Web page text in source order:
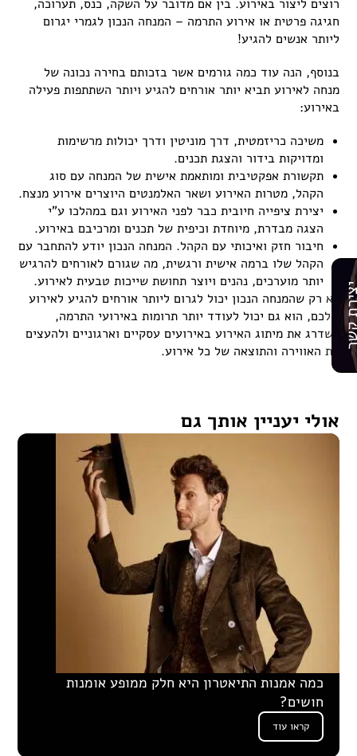
רוצים ליצור באירוע. בין אם מדובר על השקה, כנס, תערוכה,
חגיגה פרטית או אירוע התרמה – המנחה הנכון לגמרי יגרום
ליותר אנשים להגיע!
בנוסף, הנה עוד כמה גורמים אשר בזכותם בחירה נכונה של
מנחה לאירוע תביא יותר אורחים להגיע ויותר השתתפות פעילה
באירוע:
משיכה כריזמטית, דרך מוניטין ודרך יכולות מרשימות
ומדויקות בידור והצגת תכנים.
תקשורת אפקטיבית ומותאמת אישית של המנחה עם סוג
הקהל, מטרות האירוע ושאר האלמנטים היוצרים אירוע מנצח.
יצירת ציפייה חיובית כבר לפני האירוע וגם במהלכו ע"י
הצגה מבדרת, מיוחדת וכיפית של תכנים ומרכיבם באירוע.
חיבור חזק ואיכותי עם הקהל. המנחה הנכון יודע להתחבר עם
הקהל שלו ברמה אישית ורגשית, מה שגורם לאורחים להרגיש
יותר מוערכים, נהנים ויוצר תחושת שייכות טבעית לאירוע.
לא רק שהמנחה הנכון יכול לגרום ליותר אורחים להגיע לאירוע
שלכם, הוא גם יכול לעודד יותר תרומות באירועי התרמה,
לשדרג את מיתוג האירוע באירועים עסקיים וארגוניים ולהעצים
את האווירה והתוצאה של כל אירוע.
אולי יעניין אותך גם
כמה אמנות התיאטרון היא חלק ממופע אומנות
חושים?
קראו עוד
קשר